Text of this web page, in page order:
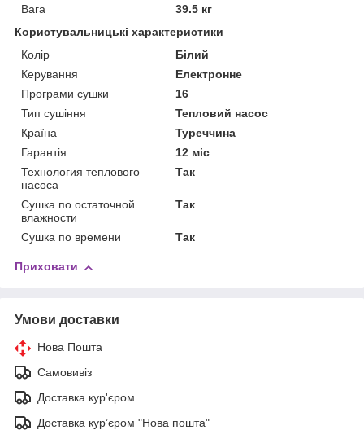
Вага
39.5 кг
Користувальницькі характеристики
Колір
Білий
Керування
Електронне
Програми сушки
16
Тип сушіння
Тепловий насос
Країна
Туреччина
Гарантія
12 міс
Технология теплового
насоса
Так
Сушка по остаточной
влажности
Так
Сушка по времени Так
Приховати
Умови доставки
Нова Пошта
Самовивіз
Доставка кур'єром
Доставка кур’єром "Нова пошта"